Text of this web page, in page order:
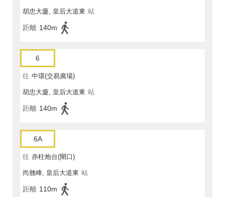
胡忠大廈, 皇后大道東 站
距離 140m
6
往 中環(交易廣場)
胡忠大廈, 皇后大道東 站
距離 140m
6A
往 赤柱炮台(閘口)
尚翹峰, 皇后大道東 站
距離 110m